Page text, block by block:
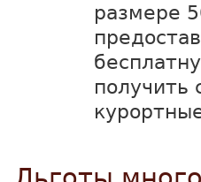
размере
получить